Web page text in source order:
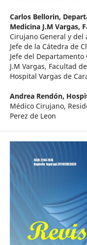
Carlos Bellorin,
Medicina J.M Vargas,
Cirujano General y del
Jefe de la Cátedra de
Jefe del
J.M Vargas, Facultad
Hospital Vargas de
Andrea Rendón,
Médico Cirujano,
Perez de Leon